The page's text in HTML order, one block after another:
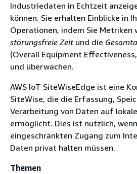
Industriedaten in Echtzeit
können. Sie erhalten Einblicke in
Operationen, indem Sie Metriken
störungsfreie Zeitund die
(Overall Equipment
und überwachen.
AWS IoT SiteWiseEdge ist eine
SiteWise, die die Erfassung,
Verarbeitung von Daten auf
ermöglicht. Dies ist nützlich,
eingeschränkten Zugang zum
Daten privat halten müssen.
Themen